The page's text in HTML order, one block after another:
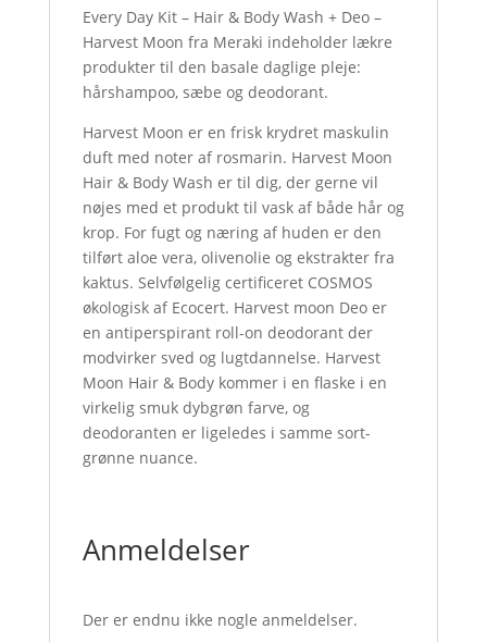
Every Day Kit – Hair & Body Wash + Deo –
Harvest Moon fra Meraki indeholder lækre
produkter til den basale daglige pleje:
hårshampoo, sæbe og deodorant.
Harvest Moon er en frisk krydret maskulin
duft med noter af rosmarin. Harvest Moon
Hair & Body Wash er til dig, der gerne vil
nøjes med et produkt til vask af både hår og
krop. For fugt og næring af huden er den
tilført aloe vera, olivenolie og ekstrakter fra
kaktus. Selvfølgelig certificeret COSMOS
økologisk af Ecocert. Harvest moon Deo er
en antiperspirant roll-on deodorant der
modvirker sved og lugtdannelse. Harvest
Moon Hair & Body kommer i en flaske i en
virkelig smuk dybgrøn farve, og
deodoranten er ligeledes i samme sort-
grønne nuance.
Anmeldelser
Der er endnu ikke nogle anmeldelser.